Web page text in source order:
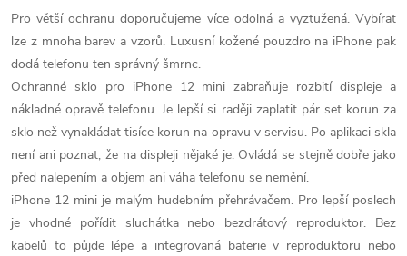
v
ý
p
i
s
u
Pro větší ochranu doporučujeme více odolná a vyztužená. Vybírat
lze z mnoha barev a vzorů. Luxusní kožené pouzdro na iPhone pak
dodá telefonu ten správný šmrnc.
Ochranné sklo pro iPhone 12 mini zabraňuje rozbití displeje a
nákladné opravě telefonu. Je lepší si raději zaplatit pár set korun za
sklo než vynakládat tisíce korun na opravu v servisu. Po aplikaci skla
není ani poznat, že na displeji nějaké je. Ovládá se stejně dobře jako
před nalepením a objem ani váha telefonu se nemění.
iPhone 12 mini je malým hudebním přehrávačem. Pro lepší poslech
je vhodné pořídit sluchátka nebo bezdrátový reproduktor. Bez
kabelů to půjde lépe a integrovaná baterie v reproduktoru nebo